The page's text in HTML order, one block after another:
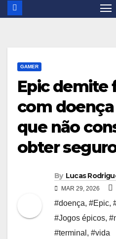
GAMER
Epic demite
com
que não
obter
By Lucas
MAR 29, 2026
#doença, #Epic,
#Jogos épicos,
#terminal , #vida